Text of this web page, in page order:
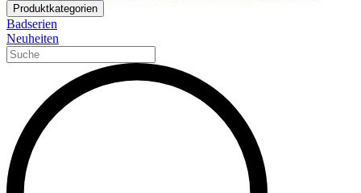
Produktkategorien
Badserien
Neuheiten